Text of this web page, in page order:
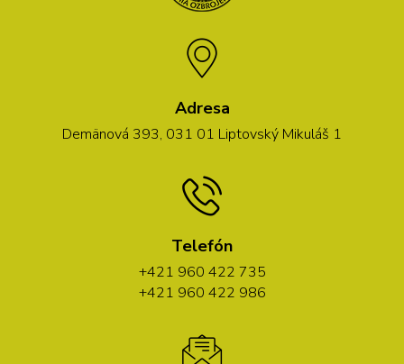
Adresa
Demänová 393, 031 01 Liptovský Mikuláš 1
Telefón
+421 960 422 735
+421 960 422 986